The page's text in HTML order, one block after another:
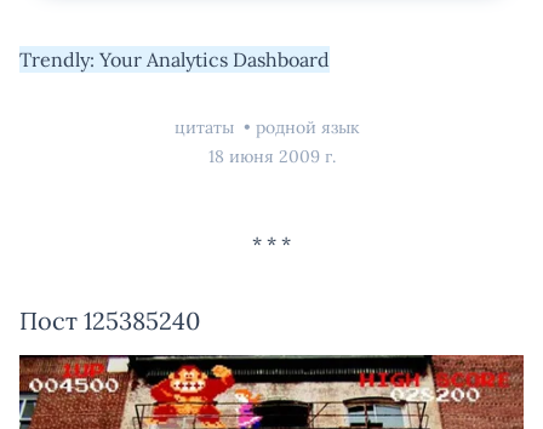
Trendly: Your Analytics Dashboard
цитаты
родной язык
18 июня 2009 г.
Пост 125385240